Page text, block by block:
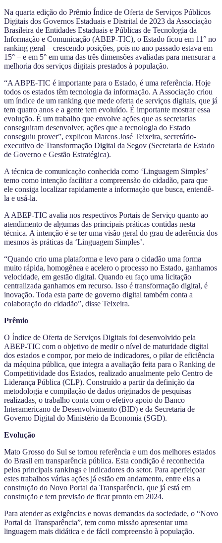
Na quarta edição do Prêmio Índice de Oferta de Serviços Públicos
Digitais dos Governos Estaduais e Distrital de 2023 da Associação
Brasileira de Entidades Estaduais e Públicas de Tecnologia da
Informação e Comunicação (ABEP-TIC), o Estado ficou em 11° no
ranking geral – crescendo posições, pois no ano passado estava em
15° – e em 5° em uma das três dimensões avaliadas para mensurar a
melhoria dos serviços digitais prestados à população.
“A ABPE-TIC é importante para o Estado, é uma referência. Hoje
todos os estados têm tecnologia da informação. A Associação criou
um índice de um ranking que mede oferta de serviços digitais, que já
tem quatro anos e a gente tem evoluído. É importante mostrar essa
evolução. É um trabalho que envolve ações que as secretarias
conseguiram desenvolver, ações que a tecnologia do Estado
conseguiu prover”, explicou Marcos José Teixeira, secretário-
executivo de Transformação Digital da Segov (Secretaria de Estado
de Governo e Gestão Estratégica).
A técnica de comunicação conhecida como ‘Linguagem Simples’
temo como intenção facilitar a compreensão do cidadão, para que
ele consiga localizar rapidamente a informação que busca, entendê-
la e usá-la.
A ABEP-TIC avalia nos respectivos Portais de Serviço quanto ao
atendimento de algumas das principais práticas contidas nesta
técnica. A intenção é se ter uma visão geral do grau de aderência dos
mesmos às práticas da ‘Linguagem Simples’.
“Quando crio uma plataforma e levo para o cidadão uma forma
muito rápida, homogênea e acelero o processo no Estado, ganhamos
velocidade, em gestão digital. Quando eu faço uma licitação
centralizada ganhamos em recurso. Isso é transformação digital, é
inovação. Toda esta parte de governo digital também conta a
colaboração do cidadão”, disse Teixeira.
Prêmio
O Índice de Oferta de Serviços Digitais foi desenvolvido pela
ABEP-TIC com o objetivo de medir o nível de maturidade digital
dos estados e compor, por meio de indicadores, o pilar de eficiência
da máquina pública, que integra a avaliação feita para o Ranking de
Competitividade dos Estados, realizado anualmente pelo Centro de
Liderança Pública (CLP). Construído a partir da definição da
metodologia e compilação de dados originados de pesquisas
realizadas, o trabalho conta com o efetivo apoio do Banco
Interamericano de Desenvolvimento (BID) e da Secretaria de
Governo Digital do Ministério da Economia (SGD).
Evolução
Mato Grosso do Sul se tornou referência e um dos melhores estados
do Brasil em transparência pública. Esta condição é reconhecida
pelos principais rankings e indicadores do setor. Para aperfeiçoar
estes trabalhos várias ações já estão em andamento, entre elas a
construção do Novo Portal da Transparência, que já está em
construção e tem previsão de ficar pronto em 2024.
Para atender as exigências e novas demandas da sociedade, o “Novo
Portal da Transparência”, tem como missão apresentar uma
linguagem mais didática e de fácil compreensão à população.